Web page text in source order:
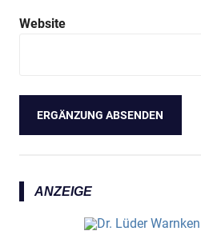
Website
ANZEIGE